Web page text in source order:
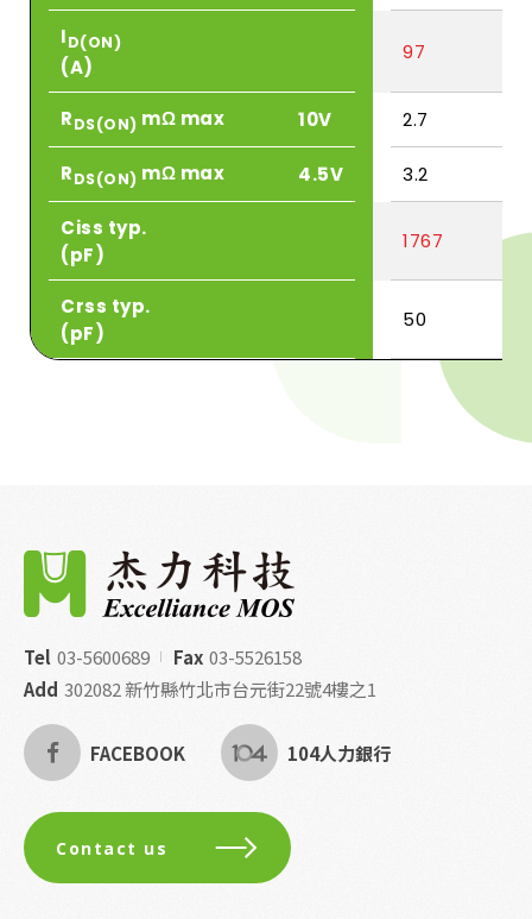
ID(ON)
(A)
97
RDS(ON) mΩ max 10V 2.7
RDS(ON) mΩ max 4.5V 3.2
Ciss typ.
(pF)
1767
Crss typ.
(pF)
50
Tel 03-5600689 Fax 03-5526158
Add 302082 新竹縣竹北市台元街22號4樓之1
FACEBOOK 104人力銀行
Contact us